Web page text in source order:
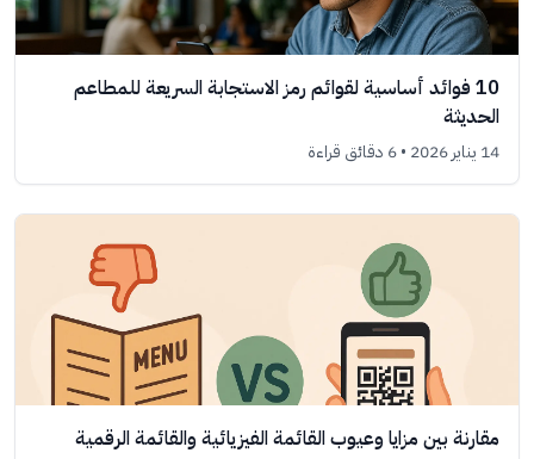
10 فوائد أساسية لقوائم رمز الاستجابة السريعة للمطاعم
الحديثة
14 يناير 2026 • 6 دقائق قراءة
مقارنة بين مزايا وعيوب القائمة الفيزيائية والقائمة الرقمية